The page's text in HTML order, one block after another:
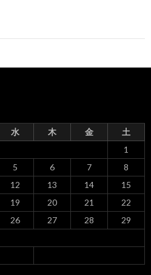
水 木 金 土
1
5 6 7
8
12 13 14
15
19 20 21
22
26 27 28
29